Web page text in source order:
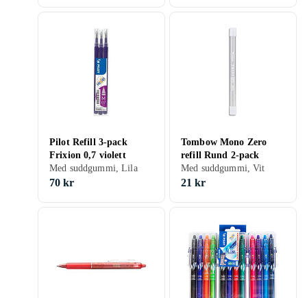
Pilot Refill 3-pack
Frixion 0,7 violett
Med suddgummi, Lila
70 kr
Tombow Mono Zero
refill Rund 2-pack
Med suddgummi, Vit
21 kr